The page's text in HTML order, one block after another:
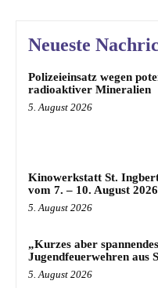
Neueste
Polizeieinsatz wegen
radioaktiver Mineralien
5. August 2026
Kinowerkstatt St.
vom 7. – 10. August 2026
5. August 2026
„Kurzes aber
Jugendfeuerwehren aus
5. August 2026